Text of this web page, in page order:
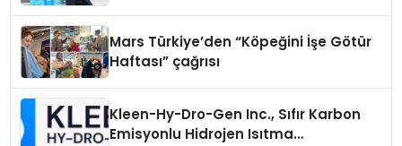
Mars Türkiye’den “Köpeğini İşe Götür
Haftası” çağrısı
Kleen-Hy-Dro-Gen Inc., Sıfır Karbon
Emisyonlu Hidrojen Isıtma